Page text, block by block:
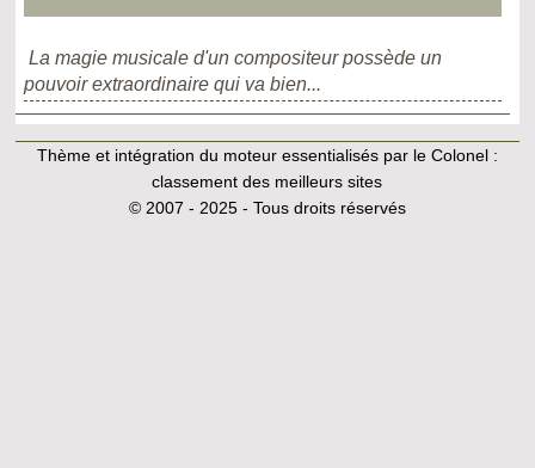
La magie musicale d'un compositeur possède un
pouvoir extraordinaire qui va bien...
Thème et intégration du moteur essentialisés par le Colonel :
classement des meilleurs sites
© 2007 - 2025 - Tous droits réservés